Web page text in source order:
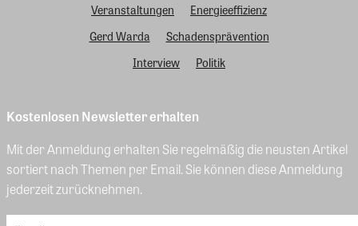
Veranstaltungen
Energieeffizienz
Gerd Warda
Schadensprävention
Interview
Politik
Kostenlosen Newsletter erhalten
Mit der Anmeldung erhalten Sie regelmäßig die neusten Artikel
sortiert nach Themen per Email. Sie können diese Anmeldung
jederzeit zurücknehmen.